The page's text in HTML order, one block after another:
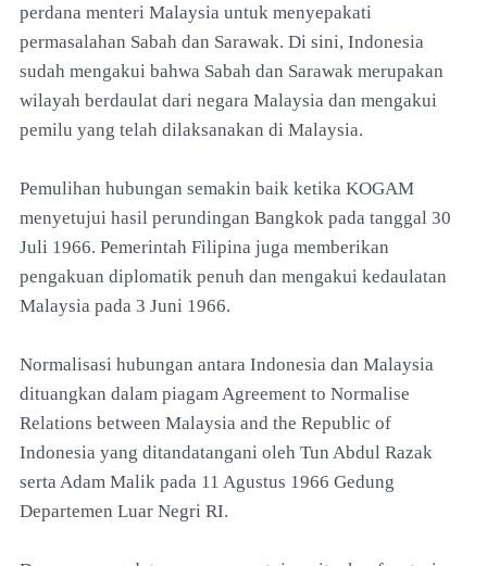
perdana menteri Malaysia untuk menyepakati
permasalahan Sabah dan Sarawak. Di sini, Indonesia
sudah mengakui bahwa Sabah dan Sarawak merupakan
wilayah berdaulat dari negara Malaysia dan mengakui
pemilu yang telah dilaksanakan di Malaysia.
Pemulihan hubungan semakin baik ketika KOGAM
menyetujui hasil perundingan Bangkok pada tanggal 30
Juli 1966. Pemerintah Filipina juga memberikan
pengakuan diplomatik penuh dan mengakui kedaulatan
Malaysia pada 3 Juni 1966.
Normalisasi hubungan antara Indonesia dan Malaysia
dituangkan dalam piagam Agreement to Normalise
Relations between Malaysia and the Republic of
Indonesia yang ditandatangani oleh Tun Abdul Razak
serta Adam Malik pada 11 Agustus 1966 Gedung
Departemen Luar Negri RI.